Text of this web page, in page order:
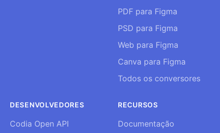
PDF para Figma
PSD para Figma
Web para Figma
Canva para Figma
Todos os conversores
DESENVOLVEDORES
Codia Open API
RECURSOS
Documentação